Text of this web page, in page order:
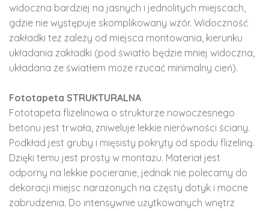
widoczna bardziej na jasnych i jednolitych miejscach,
gdzie nie występuje skomplikowany wzór. Widoczność
zakładki tez zależy od miejsca montowania, kierunku
układania zakładki (pod światło będzie mniej widoczna,
układana ze światłem może rzucać minimalny cień).
Fototapeta STRUKTURALNA
Fototapeta flizelinowa o strukturze nowoczesnego
betonu jest trwała, zniweluje lekkie nierówności ściany.
Podkład jest gruby i mięsisty pokryty od spodu flizeliną.
Dzięki temu jest prosty w montażu. Materiał jest
odporny na lekkie pocieranie, jednak nie polecamy do
dekoracji miejsc narażonych na częsty dotyk i mocne
zabrudzenia. Do intensywnie użytkowanych wnętrz